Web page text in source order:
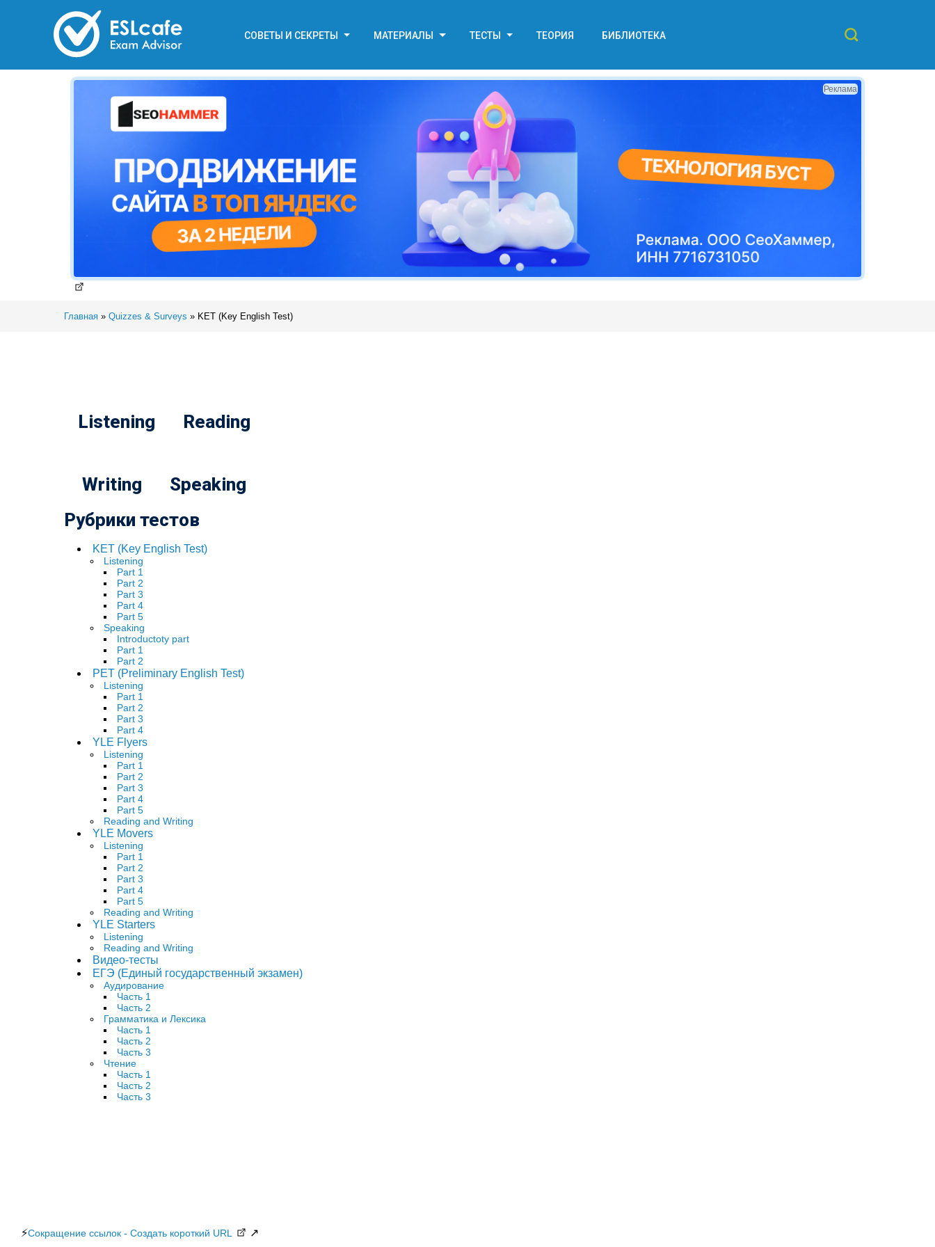
СОВЕТЫ И СЕКРЕТЫ МАТЕРИАЛЫ ТЕСТЫ ТЕОРИЯ БИБЛИОТЕКА
Реклама
Главная » Quizzes & Surveys » KET (Key English Test)
Listening Reading
Writing
Speaking
Рубрики тестов
KET (Key English Test)
Listening
Part 1
Part 2
Part 3
Part 4
Part 5
Speaking
Introductoty part
Part 1
Part 2
PET (Preliminary English Test)
Listening
Part 1
Part 2
Part 3
Part 4
YLE Flyers
Listening
Part 1
Part 2
Part 3
Part 4
Part 5
Reading and Writing
YLE Movers
Listening
Part 1
Part 2
Part 3
Part 4
Part 5
Reading and Writing
YLE Starters
Listening
Reading and Writing
Видео-тесты
ЕГЭ (Единый государственный экзамен)
Аудирование
Часть 1
Часть 2
Грамматика и Лексика
Часть 1
Часть 2
Часть 3
Чтение
Часть 1
Часть 2
Часть 3
⚡Сокращение ссылок - Создать короткий URL ↗